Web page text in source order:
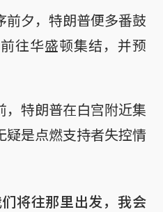
夕，特朗普便多番鼓
往华盛顿集结，并预
，特朗普在白宫附近集
疑是点燃支持者失控情
将往那里出发，我会